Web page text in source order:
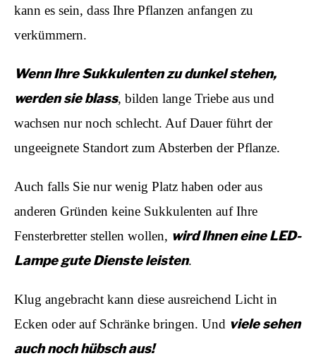
kann es sein, dass Ihre Pflanzen anfangen zu
verkümmern.
Wenn Ihre Sukkulenten zu dunkel stehen,
werden sie blass, bilden lange Triebe aus und
wachsen nur noch schlecht. Auf Dauer führt der
ungeeignete Standort zum Absterben der Pflanze.
Auch falls Sie nur wenig Platz haben oder aus
anderen Gründen keine Sukkulenten auf Ihre
Fensterbretter stellen wollen, wird Ihnen eine LED-
Lampe gute Dienste leisten.
Klug angebracht kann diese ausreichend Licht in
Ecken oder auf Schränke bringen. Und viele sehen
auch noch hübsch aus!